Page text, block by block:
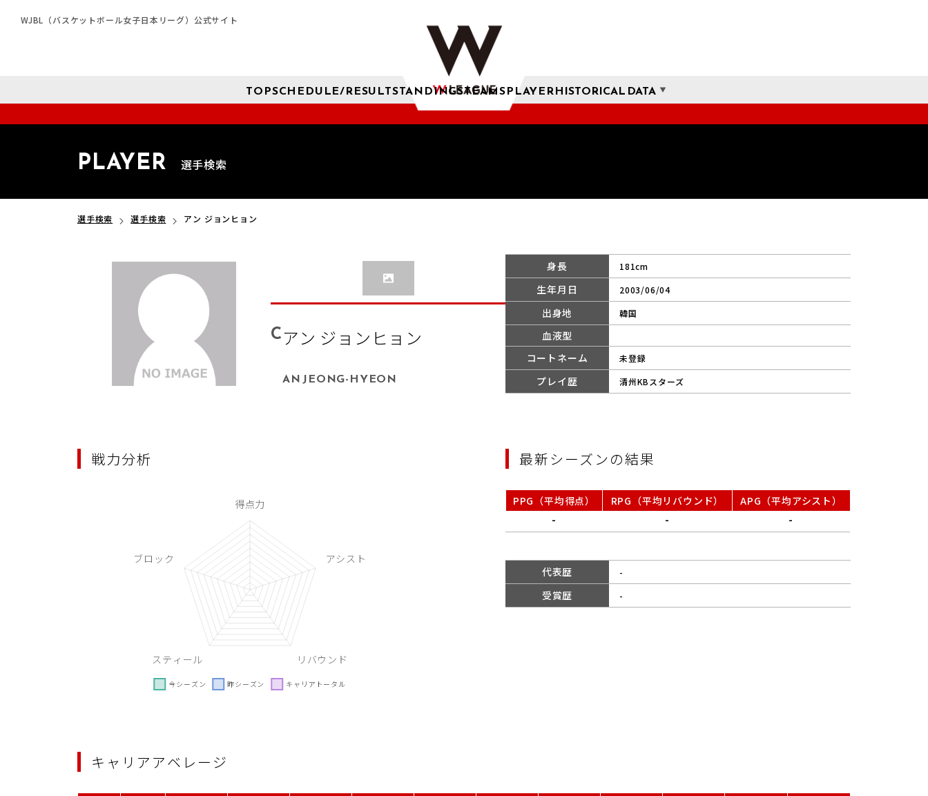
WJBL（バスケットボール女子日本リーグ）公式サイト
TOPSCHEDULE/RESULTSTANDINGSTEAMSPLAYERHISTORICAL DATA
PLAYER 選手検索
選手検索 選手検索 アン ジョンヒョン
Cアン ジョンヒョン
AN JEONG-HYEON
身長 181cm
生年月日 2003/06/04
出身地 韓国
血液型
コートネーム
未登録
プレイ歴 清州KBスターズ
戦力分析 最新シーズンの結果
PPG（平均得点） RPG（平均リバウンド） APG（平均アシスト）
- - -
代表歴 -
受賞歴 -
キャリアアベレージ